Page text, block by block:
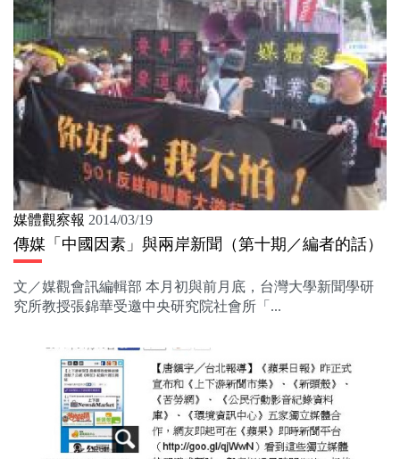
媒體觀察報 2014/03/19
傳媒「中國因素」與兩岸新聞（第十期／編者的話）
文／媒觀會訊編輯部 本月初與前月底，台灣大學新聞學研
究所教授張錦華受邀中央研究院社會所「...